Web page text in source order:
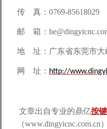
传 真：0769-85618029
邮 箱：
地 址：广东省东莞市大
网 址： http://
文章出自专业的鼎亿按
（www.dingyicnc.com.cn